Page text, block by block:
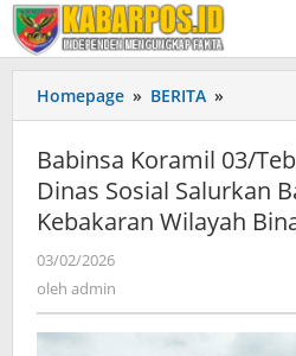
Lewati
ke
konten
Homepage » BERITA »
Koramil
03/Tebas
Dinas
Sosial
Babinsa Koramil 03/
Dinas Sosial Salurkan
Kebakaran Wilayah
03/02/2026
oleh admin